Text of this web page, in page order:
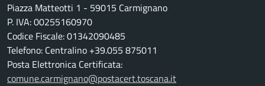
Piazza Matteotti 1 - 59015 Carmignano
P. IVA: 00255160970
Codice Fiscale: 01342090485
Telefono: Centralino +39.055 875011
Posta Elettronica Certificata:
comune.carmignano@postacert.toscana.it